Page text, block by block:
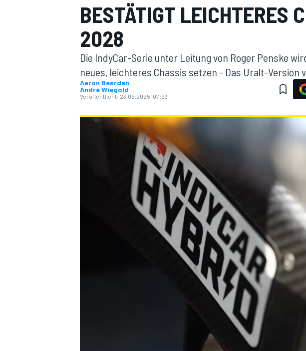
MOTOGP
BESTÄTIGT LEICHTERES
2028
Die IndyCar-Serie unter Leitung von Roger Penske
neues, leichteres Chassis setzen - Das Uralt-Version
Aaron Bearden
André Wiegold
Veröffentlicht: 23.06.2025, 07:23